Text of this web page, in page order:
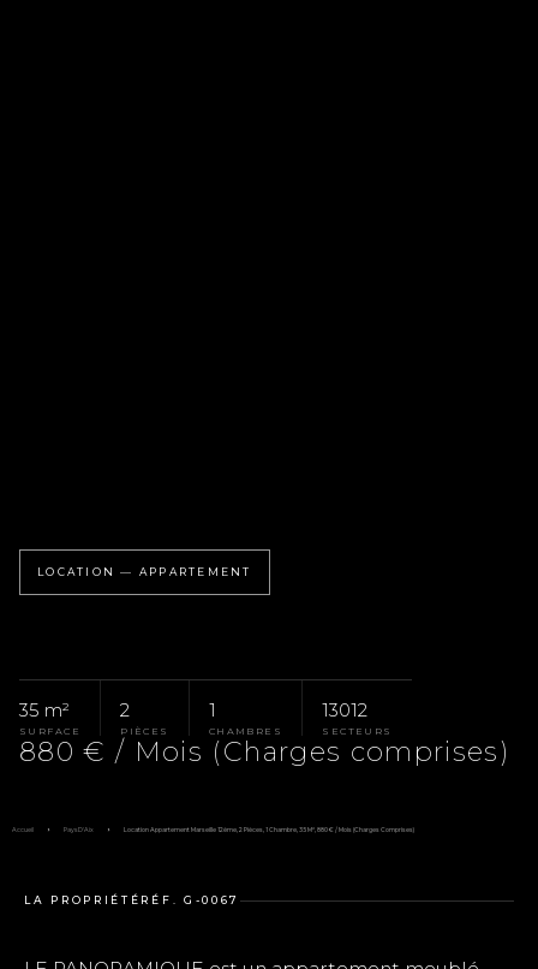
LOCATION — APPARTEMENT
35 m²
SURFACE
2
PIÈCES
1
CHAMBRES
13012
SECTEURS
880 € / Mois (Charges comprises)
Accueil Pays D'Aix Location Appartement Marseille 12ème, 2 Pièces, 1 Chambre, 35 M², 880 € / Mois (Charges Comprises)
LA PROPRIÉTÉ RÉF. G-0067